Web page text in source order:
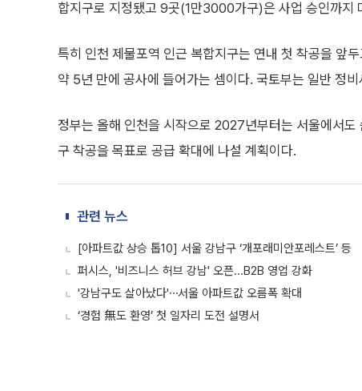
합지구로 지정됐고 9곳(1만3000가구)은 사업 승인까지
특히 인천 제물포역 인근 복합지구는 연내 첫 착공을 앞
약 5년 만에 공사에 들어가는 셈이다. 국토부는 일반 정
정부는 올해 인천을 시작으로 2027년부터는 서울에서
구 착공을 목표로 공급 확대에 나설 계획이다.
관련 뉴스
[아파트값 상승 톱10] 서울 강남구 ‘개포래미안포레스트’ 등
퍼시스, '비즈니스 허브 강남' 오픈...B2B 영업 강화
'강남구도 살아났다'⋯서울 아파트값 오름폭 확대
‘경험 無도 환영’ 첫 일자리 도전 설명서